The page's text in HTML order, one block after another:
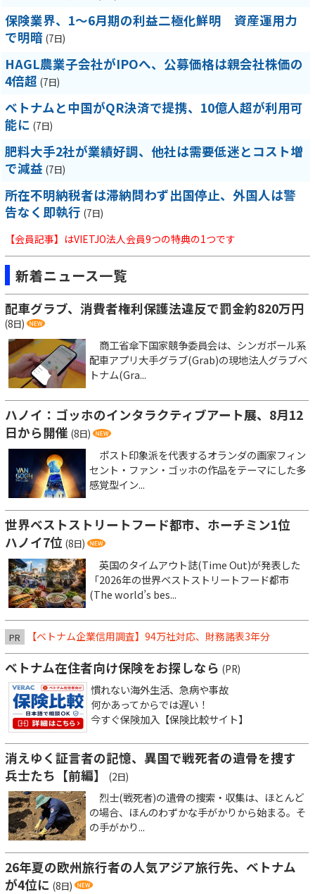
保険業界、1～6月期の利益二極化鮮明 資産運用力
で明暗 (7日)
HAGL農業子会社がIPOへ、公募価格は親会社株価の
4倍超 (7日)
ベトナムと中国がQR決済で提携、10億人超が利用可
能に (7日)
肥料大手2社が業績好調、他社は需要低迷とコスト増
で減益 (7日)
所在不明納税者は滞納問わず出国停止、外国人は警
告なく即執行 (7日)
【会員記事】はVIETJO法人会員9つの特典の1つです
新着ニュース一覧
配車グラブ、消費者権利保護法違反で罰金約820万円
(8日)
商工省傘下国家競争委員会は、シンガポール系
配車アプリ大手グラブ(Grab)の現地法人グラブベ
トナム(Gra...
ハノイ：ゴッホのインタラクティブアート展、8月12
日から開催 (8日)
ポスト印象派を代表するオランダの画家フィン
セント・ファン・ゴッホの作品をテーマにした多
感覚型イン...
世界ベストストリートフード都市、ホーチミン1位
ハノイ7位 (8日)
英国のタイムアウト誌(Time Out)が発表した
「2026年の世界ベストストリートフード都市
(The world’s bes...
PR 【ベトナム企業信用調査】94万社対応、財務諸表3年分
ベトナム在住者向け保険をお探しなら (PR)
慣れない海外生活、急病や事故
何かあってからでは遅い！
今すぐ保険加入【保険比較サイト】
消えゆく証言者の記憶、異国で戦死者の遺骨を捜す
兵士たち【前編】
(2日)
烈士(戦死者)の遺骨の捜索・収集は、ほとんど
の場合、ほんのわずかな手がかりから始まる。そ
の手がかり...
26年夏の欧州旅行者の人気アジア旅行先、ベトナム
が4位に (8日)